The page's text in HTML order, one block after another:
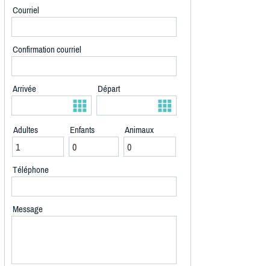
Courriel
Confirmation courriel
Arrivée Départ
Adultes Enfants Animaux
Téléphone
Message